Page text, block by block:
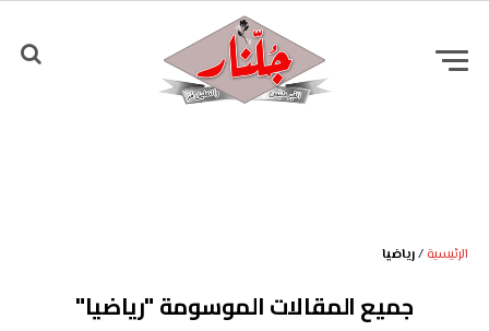
الرئيسية /رياضيا
جميع المقالات الموسومة "رياضيا"